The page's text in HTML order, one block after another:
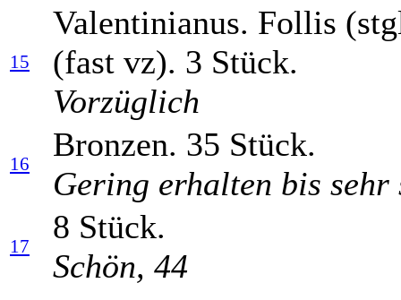
15
Valentinianus. Follis
(fast vz). 3 Stück.
Vorzüglich
16
Bronzen. 35 Stück.
Gering erhalten bis sehr
17
8 Stück.
Schön, 44